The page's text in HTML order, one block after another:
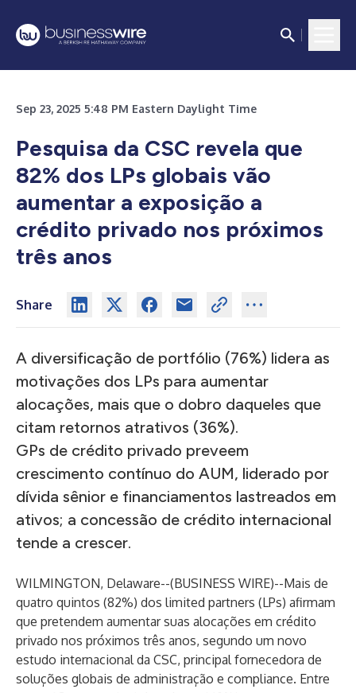
Sep 23, 2025 5:48 PM Eastern Daylight Time
Pesquisa da CSC revela que
82% dos LPs globais vão
aumentar a exposição a
crédito privado nos próximos
três anos
Share
A diversificação de portfólio (76%) lidera as
motivações dos LPs para aumentar
alocações, mais que o dobro daqueles que
citam retornos atrativos (36%).
GPs de crédito privado preveem
crescimento contínuo do AUM, liderado por
dívida sênior e financiamentos lastreados em
ativos; a concessão de crédito internacional
tende a crescer.
WILMINGTON, Delaware--(BUSINESS WIRE)--Mais de
quatro quintos (82%) dos limited partners (LPs) afirmam
que pretendem aumentar suas alocações em crédito
privado nos próximos três anos, segundo um novo
estudo internacional da CSC, principal fornecedora de
soluções globais de administração e compliance. Entre